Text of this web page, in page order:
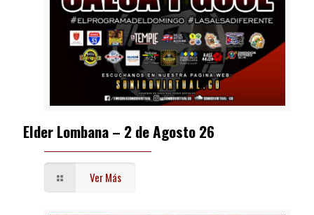
Elder Lombana – 2 de Agosto 26
Ver Más